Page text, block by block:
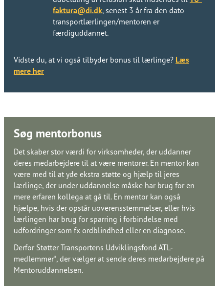
faktura@di.dk​​​​‌ ‍ ​‍​‍‌‍ ‌ ​‍‌‍‍‌‌‍‌ ‌‍‍‌‌‍ ‍​‍​‍​ ‍‍​‍​‍‌ ​ ‌‍​‌‌‍ ‍‌‍‍‌‌ ‌​‌ ‍‌​‍ ‍‌‍‍‌‌‍ ​‍​‍​‍ ​​‍​‍‌‍‍​‌ ​‍‌‍‌‌‌‍‌‍​‍​‍​ ‍‍​‍​‍‌‍‍​‌ ‌​‌ ‌​‌ ​​‌ ​ ​ ‍‍​‍ ​‍ ‌ ‌​‌ ‌‌​‍ ‍‌ ​ ‌‍​‌‌‍ ‍‌‍‍‌‌ ‌​‌ ‍‌​‍ ‍‌ ​ ‌ ‌​‌ ‌‌‌‍‌​‌‍‍‌‌‍ ​‍ ‌‍‍‌‌‍ ‍‌ ‌​‌‍‌‌‌‍ ‍‌ ‌​​‍ ‌‍‌‌‌‍‌​‌‍‍‌‌ ‌​​‍ ‌‍ ‌‌‍ ‌‍‌​‌‍‌‌​ ‌‌ ​​‌ ​‍‌‍‌‌‌ ​ ‌‍‌‌‌‍ ‍‌ ‌​‌‍​‌‌ ‌​‌‍‍‌‌‍ ‌‍ ‍​ ‍ ‌‍‍‌‌‍‌​​ ‌‌ ​​‌‍​‌‌‍‌ ‌‍‌‌​‍ ‌‌ ‌​‌‍‍‌‌‍ ​‌ ​ ‌‍‍ ‌ ‌‌‌‍‌​​‍ ‌‌ ‌​‌‍‍‌‌‍ ​​‍ ‌‌ ‌‍‌‍‍‌‌ ​‍‌‍‍ ‌ ​ ‌‍ ‌‍ ‌‌‍‍​‌‍‌‌‌‍‌​‌‍‌‌‌ ​‍​ ‍ ‌ ‌​‌ ‍‌‌ ​​‌‍‌‌​ ‌‌ ​​‌‍​‌‌‍‌ ‌‍‌‌​ ‍ ‌ ​​‌‍​‌‌ ‌​‌‍‍​​ ‌‌ ​ ‌‍‌‌‌‍​ ‌ ‌​‌‍‍‌‌‍ ‌‍ ‍‌ ​ ​‍‌‌​ ‌‌‌​​‍‌‌ ‌‍‍ ‌‍‌‌‌ ‍‌​‍‌‌​ ​ ‌​‌​​‍‌‌​ ​ ‌​‌​​‍‌‌​ ​‍​ ​‍‌‍‌‌​ ​ ​ ​‍​ ​‌‌‍​ ‌‍​ ​ ​‌​ ‌‍​ ‌​‌‍​ ​ ​‌​ ​‌​‍‌‌​ ​‍​ ​‍​‍‌‌​ ‌‌‌​‌​​‍ ‍‌‍​ ‌‍ ‌‍ ‍‌ ‌​‌‍‌‌‌‍ ‍‌ ‌​​‍‌‌​ ‌‌‌​​‍‌‌ ‌‍‍ ‌‍‌‌‌ ‍‌​‍‌‌​ ​ ‌​‌​​‍‌‌​ ​ ‌​‌​​‍‌‌​ ​‍​ ​‍​ ‌ ​ ‍‌‌‍​‍​ ‌ ​ ‌​‌‍‌​​ ​ ​ ‌‌​ ‌‌‌‍​‍​ ​​​ ‌​​‍‌‌​ ​‍​ ​‍​‍‌‌​ ‌‌‌​‌​​‍ ‍‌‍​‍‌‍ ​‌‍ ‌‍​ ‌‍‍ ‌ ​ ​‍‌‌​ ‌‌‌​​‍‌‌ ‌‍‍ ‌‍‌‌‌ ‍‌​‍‌‌​ ​ ‌​‌​​‍‌‌​ ​ ‌​‌​​‍‌‌​ ​‍​ ​‍‌‍​‍​ ​ ​ ​ ‌‍‌‌‌‍​ ​ ​​​ ‌‍​ ‌‌‌‍​‌‌‍​ ​ ​‌​ ​ ​‍‌‌​ ​‍​ ​‍​‍‌‌​ ‌‌‌​‌​​‍ ‍‌‍‍‌‌ ‌​‌‍‌‌‌‍ ‌‌ ​ ​‍‌‌​ ‌‌‌​​‍‌‌ ‌‍‍ ‌‍‌‌‌ ‍‌​‍‌‌​ ​ ‌​‌​​‍‌‌​ ​ ‌​‌​​‍‌‌​ ​‍​ ​‍​ ​‍‌‍​‌​ ​ ​ ‌​‌‍​ ​ ​​‌‍‌‌‌‍​‌‌‍​‌‌‍​‌‌‍‌‍​ ​​​‍‌‌​ ​‍​ ​‍​‍‌‌​ ‌‌‌​‌​​‍ ‍‌‍​‍‌‍ ‌‍‌​‌ ‍‌​‍‌‌​ ‌‌‌​​‍‌‌ ‌‍‍ ‌‍‌‌‌ ‍‌​‍‌‌​ ​ ‌​‌​​‍‌‌​ ​ ‌​‌​​‍‌‌​ ​‍​ ​‍​ ‍‌‌‍‌​​ ‌‌‌‍‌‍​ ​‍​ ‌​‌‍‌​​ ​‍​ ​‍‌‍​ ​ ‍​​ ​​​‍‌‌​ ​‍​ ​‍​‍‌‌​ ‌‌‌​‌​​‍ ‍‌‍​ ‌‍‍​‌‍‍‌‌‍ ​‌‍‌​‌ ​‍‌‍‌‌‌‍ ‍​‍‌‌​ ‌‌‌​​‍‌‌ ‌‍‍ ‌‍‌‌‌ ‍‌​‍‌‌​ ​ ‌​‌​​‍‌‌​ ​ ‌​‌​​‍‌‌​ ​‍​ ​‍​ ‌‌‌‍‌‍​ ​‌​ ‌ ‌‍‌‍​ ​‍‌‍​‍‌‍​‍​ ‌‌​ ​‍‌‍​‍​ ​‍​‍‌‌​ ​‍​ ​‍​‍‌‌​ ‌‌‌​‌​​‍ ‍‌ ‌​‌‍‌‌‌ ‍​‌ ‌​​ ‌‍​‍‌‍​‌‌ ​ ‌‍‌‌‌‌‌‌‌ ​‍‌‍ ​​ ‌‌‍‍​‌ ‌​‌ ‌​‌ ​​‌ ​ ​‍‌‌​ ​ ‌​​‌​‍‌‌​ ​‍‌​‌‍​‍‌‌​ ​‍‌​‌‍‌ ‌​‌ ‌‌​‍ ‍‌ ​ ‌‍​‌‌‍ ‍‌‍‍‌‌ ‌​‌ ‍‌​‍ ‍‌ ​ ‌ ‌​‌ ‌‌‌‍‌​‌‍‍‌‌‍ ​‍‌‍‌‍‍‌‌‍‌​​ ‌‌ ​​‌‍​‌‌‍‌ ‌‍‌‌​‍ ‌‌ ‌​‌‍‍‌‌‍ ​‌ ​ ‌‍‍ ‌ ‌‌‌‍‌​​‍ ‌‌ ‌​‌‍‍‌‌‍ ​​‍ ‌‌ ‌‍‌‍‍‌‌ ​‍‌‍‍ ‌ ​ ‌‍ ‌‍ ‌‌‍‍​‌‍‌‌‌‍‌​‌‍‌‌‌ ​‍​‍‌‍‌ ‌​‌ ‍‌‌ ​​‌‍‌‌​ ‌‌ ​​‌‍​‌‌‍‌ ‌‍‌‌​‍‌‍‌ ​​‌‍​‌‌ ‌​‌‍‍​​ ‌‌ ​ ‌‍‌‌‌‍​ ‌ ‌​‌‍‍‌‌‍ ‌‍ ‍‌ ​ ​‍‌‌​ ‌‌‌​​‍‌‌ ‌‍‍ ‌‍‌‌‌ ‍‌​‍‌‌​ ​ ‌​‌​​‍‌‌​ ​ ‌​‌​​‍‌‌​ ​‍​ ​‍‌‍‌‌​ ​ ​ ​‍​ ​‌‌‍​ ‌‍​ ​ ​‌​ ‌‍​ ‌​‌‍​ ​ ​‌​ ​‌​‍‌‌​ ​‍​ ​‍​‍‌‌​ ‌‌‌​‌​​‍ ‍‌‍​ ‌‍ ‌‍ ‍‌ ‌​‌‍‌‌‌‍ ‍‌ ‌​​‍‌‌​ ‌‌‌​​‍‌‌ ‌‍‍ ‌‍‌‌‌ ‍‌​‍‌‌​ ​ ‌​‌​​‍‌‌​ ​ ‌​‌​​‍‌‌​ ​‍​ ​‍​ ‌ ​ ‍‌‌‍​‍​ ‌ ​ ‌​‌‍‌​​ ​ ​ ‌‌​ ‌‌‌‍​‍​ ​​​ ‌​​‍‌‌​ ​‍​ ​‍​‍‌‌​ ‌‌‌​‌​​‍ ‍‌‍​‍‌‍ ​‌‍ ‌‍​ ‌‍‍ ‌ ​ ​‍‌‌​ ‌‌‌​​‍‌‌ ‌‍‍ ‌‍‌‌‌ ‍‌​‍‌‌​ ​ ‌​‌​​‍‌‌​ ​ ‌​‌​​‍‌‌​ ​‍​ ​‍‌‍​‍​ ​ ​ ​ ‌‍‌‌‌‍​ ​ ​​​ ‌‍​ ‌‌‌‍​‌‌‍​ ​ ​‌​ ​ ​‍‌‌​ ​‍​ ​‍​‍‌‌​ ‌‌‌​‌​​‍ ‍‌‍‍‌‌ ‌​‌‍‌‌‌‍ ‌‌ ​ ​‍‌‌​ ‌‌‌​​‍‌‌ ‌‍‍ ‌‍‌‌‌ ‍‌​‍‌‌​ ​ ‌​‌​​‍‌‌​ ​ ‌​‌​​‍‌‌​ ​‍​ ​‍​ ​‍‌‍​‌​ ​ ​ ‌​‌‍​ ​ ​​‌‍‌‌‌‍​‌‌‍​‌‌‍​‌‌‍‌‍​ ​​​‍‌‌​ ​‍​ ​‍​‍‌‌​ ‌‌‌​‌​​‍ ‍‌‍​‍‌‍ ‌‍‌​‌ ‍‌​‍‌‌​ ‌‌‌​​‍‌‌ ‌‍‍ ‌‍‌‌‌ ‍‌​‍‌‌​ ​ ‌​‌​​‍‌‌​ ​ ‌​‌​​‍‌‌​ ​‍​ ​‍​ ‍‌‌‍‌​​ ‌‌‌‍‌‍​ ​‍​ ‌​‌‍‌​​ ​‍​ ​‍‌‍​ ​ ‍​​ ​​​‍‌‌​ ​‍​ ​‍​‍‌‌​ ‌‌‌​‌​​‍ ‍‌‍​ ‌‍‍​‌‍‍‌‌‍ ​‌‍‌​‌ ​‍‌‍‌‌‌‍ ‍​‍‌‌​ ‌‌‌​​‍‌‌ ‌‍‍ ‌‍‌‌‌ ‍‌​‍‌‌​ ​ ‌​‌​​‍‌‌​ ​ ‌​‌​​‍‌‌​ ​‍​ ​‍​ ‌‌‌‍‌‍​ ​‌​ ‌ ‌‍‌‍​ ​‍‌‍​‍‌‍​‍​ ‌‌​ ​‍‌‍​‍​ ​‍​‍‌‌​ ​‍​ ​‍​‍‌‌​ ‌‌‌​‌​​‍ ‍‌ ‌​‌‍‌‌‌ ‍​‌ ‌​​‍‌‍‌ ​​‌‍‌‌‌ ​‍‌ ​ ‌ ​​‌‍‌‌‌‍​ ‌ ‌​‌‍‍‌‌ ‌‍‌‍‌‌​ ‌‌ ​​‌ ‌‌‌‍​‍‌‍ ​‌‍‍‌‌ ​ ‌‍‍​‌‍‌‌‌‍‌​​‍​‍‌ ‌, senest 3 år fra den dato
transportlærlingen/mentoren er
færdiguddannet.​​​​‌ ‍ ​‍​‍‌‍ ‌ ​‍‌‍‍‌‌‍‌ ‌‍‍‌‌‍ ‍​‍​‍​ ‍‍​‍​‍‌ ​ ‌‍​‌‌‍ ‍‌‍‍‌‌ ‌​‌ ‍‌​‍ ‍‌‍‍‌‌‍ ​‍​‍​‍ ​​‍​‍‌‍‍​‌ ​‍‌‍‌‌‌‍‌‍​‍​‍​ ‍‍​‍​‍‌‍‍​‌ ‌​‌ ‌​‌ ​​‌ ​ ​ ‍‍​‍ ​‍ ‌ ‌​‌ ‌‌​‍ ‍‌ ​ ‌‍​‌‌‍ ‍‌‍‍‌‌ ‌​‌ ‍‌​‍ ‍‌ ​ ‌ ‌​‌ ‌‌‌‍‌​‌‍‍‌‌‍ ​‍ ‌‍‍‌‌‍ ‍‌ ‌​‌‍‌‌‌‍ ‍‌ ‌​​‍ ‌‍‌‌‌‍‌​‌‍‍‌‌ ‌​​‍ ‌‍ ‌‌‍ ‌‍‌​‌‍‌‌​ ‌‌ ​​‌ ​‍‌‍‌‌‌ ​ ‌‍‌‌‌‍ ‍‌ ‌​‌‍​‌‌ ‌​‌‍‍‌‌‍ ‌‍ ‍​ ‍ ‌‍‍‌‌‍‌​​ ‌‌ ​​‌‍​‌‌‍‌ ‌‍‌‌​‍ ‌‌ ‌​‌‍‍‌‌‍ ​‌ ​ ‌‍‍ ‌ ‌‌‌‍‌​​‍ ‌‌ ‌​‌‍‍‌‌‍ ​​‍ ‌‌ ‌‍‌‍‍‌‌ ​‍‌‍‍ ‌ ​ ‌‍ ‌‍ ‌‌‍‍​‌‍‌‌‌‍‌​‌‍‌‌‌ ​‍​ ‍ ‌ ‌​‌ ‍‌‌ ​​‌‍‌‌​ ‌‌ ​​‌‍​‌‌‍‌ ‌‍‌‌​ ‍ ‌ ​​‌‍​‌‌ ‌​‌‍‍​​ ‌‌ ​ ‌‍‌‌‌‍​ ‌ ‌​‌‍‍‌‌‍ ‌‍ ‍‌ ​ ​‍‌‌​ ‌‌‌​​‍‌‌ ‌‍‍ ‌‍‌‌‌ ‍‌​‍‌‌​ ​ ‌​‌​​‍‌‌​ ​ ‌​‌​​‍‌‌​ ​‍​ ​‍‌‍‌‌​ ​ ​ ​‍​ ​‌‌‍​ ‌‍​ ​ ​‌​ ‌‍​ ‌​‌‍​ ​ ​‌​ ​‌​‍‌‌​ ​‍​ ​‍​‍‌‌​ ‌‌‌​‌​​‍ ‍‌‍​ ‌‍ ‌‍ ‍‌ ‌​‌‍‌‌‌‍ ‍‌ ‌​​‍‌‌​ ‌‌‌​​‍‌‌ ‌‍‍ ‌‍‌‌‌ ‍‌​‍‌‌​ ​ ‌​‌​​‍‌‌​ ​ ‌​‌​​‍‌‌​ ​‍​ ​‍​ ‌ ​ ‍‌‌‍​‍​ ‌ ​ ‌​‌‍‌​​ ​ ​ ‌‌​ ‌‌‌‍​‍​ ​​​ ‌​​‍‌‌​ ​‍​ ​‍​‍‌‌​ ‌‌‌​‌​​‍ ‍‌‍​‍‌‍ ​‌‍ ‌‍​ ‌‍‍ ‌ ​ ​‍‌‌​ ‌‌‌​​‍‌‌ ‌‍‍ ‌‍‌‌‌ ‍‌​‍‌‌​ ​ ‌​‌​​‍‌‌​ ​ ‌​‌​​‍‌‌​ ​‍​ ​‍‌‍​‍​ ​ ​ ​ ‌‍‌‌‌‍​ ​ ​​​ ‌‍​ ‌‌‌‍​‌‌‍​ ​ ​‌​ ​ ​‍‌‌​ ​‍​ ​‍​‍‌‌​ ‌‌‌​‌​​‍ ‍‌‍‍‌‌ ‌​‌‍‌‌‌‍ ‌‌ ​ ​‍‌‌​ ‌‌‌​​‍‌‌ ‌‍‍ ‌‍‌‌‌ ‍‌​‍‌‌​ ​ ‌​‌​​‍‌‌​ ​ ‌​‌​​‍‌‌​ ​‍​ ​‍​ ​‍‌‍​‌​ ​ ​ ‌​‌‍​ ​ ​​‌‍‌‌‌‍​‌‌‍​‌‌‍​‌‌‍‌‍​ ​​​‍‌‌​ ​‍​ ​‍​‍‌‌​ ‌‌‌​‌​​‍ ‍‌‍​‍‌‍ ‌‍‌​‌ ‍‌​‍‌‌​ ‌‌‌​​‍‌‌ ‌‍‍ ‌‍‌‌‌ ‍‌​‍‌‌​ ​ ‌​‌​​‍‌‌​ ​ ‌​‌​​‍‌‌​ ​‍​ ​‍​ ‍‌‌‍‌​​ ‌‌‌‍‌‍​ ​‍​ ‌​‌‍‌​​ ​‍​ ​‍‌‍​ ​ ‍​​ ​​​‍‌‌​ ​‍​ ​‍​‍‌‌​ ‌‌‌​‌​​‍ ‍‌‍​ ‌‍‍​‌‍‍‌‌‍ ​‌‍‌​‌ ​‍‌‍‌‌‌‍ ‍​‍‌‌​ ‌‌‌​​‍‌‌ ‌‍‍ ‌‍‌‌‌ ‍‌​‍‌‌​ ​ ‌​‌​​‍‌‌​ ​ ‌​‌​​‍‌‌​ ​‍​ ​‍​ ​‍‌‍‌​​ ​‍​ ​​‌‍‌​​ ​‌‌‍​ ‌‍‌​​ ‌​‌‍​ ​ ‍‌‌‍‌​​‍‌‌​ ​‍​ ​‍​‍‌‌​ ‌‌‌​‌​​‍ ‍‌ ‌​‌‍‌‌‌ ‍​‌ ‌​​ ‌‍​‍‌‍​‌‌ ​ ‌‍‌‌‌‌‌‌‌ ​‍‌‍ ​​ ‌‌‍‍​‌ ‌​‌ ‌​‌ ​​‌ ​ ​‍‌‌​ ​ ‌​​‌​‍‌‌​ ​‍‌​‌‍​‍‌‌​ ​‍‌​‌‍‌ ‌​‌ ‌‌​‍ ‍‌ ​ ‌‍​‌‌‍ ‍‌‍‍‌‌ ‌​‌ ‍‌​‍ ‍‌ ​ ‌ ‌​‌ ‌‌‌‍‌​‌‍‍‌‌‍ ​‍‌‍‌‍‍‌‌‍‌​​ ‌‌ ​​‌‍​‌‌‍‌ ‌‍‌‌​‍ ‌‌ ‌​‌‍‍‌‌‍ ​‌ ​ ‌‍‍ ‌ ‌‌‌‍‌​​‍ ‌‌ ‌​‌‍‍‌‌‍ ​​‍ ‌‌ ‌‍‌‍‍‌‌ ​‍‌‍‍ ‌ ​ ‌‍ ‌‍ ‌‌‍‍​‌‍‌‌‌‍‌​‌‍‌‌‌ ​‍​‍‌‍‌ ‌​‌ ‍‌‌ ​​‌‍‌‌​ ‌‌ ​​‌‍​‌‌‍‌ ‌‍‌‌​‍‌‍‌ ​​‌‍​‌‌ ‌​‌‍‍​​ ‌‌ ​ ‌‍‌‌‌‍​ ‌ ‌​‌‍‍‌‌‍ ‌‍ ‍‌ ​ ​‍‌‌​ ‌‌‌​​‍‌‌ ‌‍‍ ‌‍‌‌‌ ‍‌​‍‌‌​ ​ ‌​‌​​‍‌‌​ ​ ‌​‌​​‍‌‌​ ​‍​ ​‍‌‍‌‌​ ​ ​ ​‍​ ​‌‌‍​ ‌‍​ ​ ​‌​ ‌‍​ ‌​‌‍​ ​ ​‌​ ​‌​‍‌‌​ ​‍​ ​‍​‍‌‌​ ‌‌‌​‌​​‍ ‍‌‍​ ‌‍ ‌‍ ‍‌ ‌​‌‍‌‌‌‍ ‍‌ ‌​​‍‌‌​ ‌‌‌​​‍‌‌ ‌‍‍ ‌‍‌‌‌ ‍‌​‍‌‌​ ​ ‌​‌​​‍‌‌​ ​ ‌​‌​​‍‌‌​ ​‍​ ​‍​ ‌ ​ ‍‌‌‍​‍​ ‌ ​ ‌​‌‍‌​​ ​ ​ ‌‌​ ‌‌‌‍​‍​ ​​​ ‌​​‍‌‌​ ​‍​ ​‍​‍‌‌​ ‌‌‌​‌​​‍ ‍‌‍​‍‌‍ ​‌‍ ‌‍​ ‌‍‍ ‌ ​ ​‍‌‌​ ‌‌‌​​‍‌‌ ‌‍‍ ‌‍‌‌‌ ‍‌​‍‌‌​ ​ ‌​‌​​‍‌‌​ ​ ‌​‌​​‍‌‌​ ​‍​ ​‍‌‍​‍​ ​ ​ ​ ‌‍‌‌‌‍​ ​ ​​​ ‌‍​ ‌‌‌‍​‌‌‍​ ​ ​‌​ ​ ​‍‌‌​ ​‍​ ​‍​‍‌‌​ ‌‌‌​‌​​‍ ‍‌‍‍‌‌ ‌​‌‍‌‌‌‍ ‌‌ ​ ​‍‌‌​ ‌‌‌​​‍‌‌ ‌‍‍ ‌‍‌‌‌ ‍‌​‍‌‌​ ​ ‌​‌​​‍‌‌​ ​ ‌​‌​​‍‌‌​ ​‍​ ​‍​ ​‍‌‍​‌​ ​ ​ ‌​‌‍​ ​ ​​‌‍‌‌‌‍​‌‌‍​‌‌‍​‌‌‍‌‍​ ​​​‍‌‌​ ​‍​ ​‍​‍‌‌​ ‌‌‌​‌​​‍ ‍‌‍​‍‌‍ ‌‍‌​‌ ‍‌​‍‌‌​ ‌‌‌​​‍‌‌ ‌‍‍ ‌‍‌‌‌ ‍‌​‍‌‌​ ​ ‌​‌​​‍‌‌​ ​ ‌​‌​​‍‌‌​ ​‍​ ​‍​ ‍‌‌‍‌​​ ‌‌‌‍‌‍​ ​‍​ ‌​‌‍‌​​ ​‍​ ​‍‌‍​ ​ ‍​​ ​​​‍‌‌​ ​‍​ ​‍​‍‌‌​ ‌‌‌​‌​​‍ ‍‌‍​ ‌‍‍​‌‍‍‌‌‍ ​‌‍‌​‌ ​‍‌‍‌‌‌‍ ‍​‍‌‌​ ‌‌‌​​‍‌‌ ‌‍‍ ‌‍‌‌‌ ‍‌​‍‌‌​ ​ ‌​‌​​‍‌‌​ ​ ‌​‌​​‍‌‌​ ​‍​ ​‍​ ​‍‌‍‌​​ ​‍​ ​​‌‍‌​​ ​‌‌‍​ ‌‍‌​​ ‌​‌‍​ ​ ‍‌‌‍‌​​‍‌‌​ ​‍​ ​‍​‍‌‌​ ‌‌‌​‌​​‍ ‍‌ ‌​‌‍‌‌‌ ‍​‌ ‌​​‍‌‍‌ ​​‌‍‌‌‌ ​‍‌ ​ ‌ ​​‌‍‌‌‌‍​ ‌ ‌​‌‍‍‌‌ ‌‍‌‍‌‌​ ‌‌ ​​‌ ‌‌‌‍​‍‌‍ ​‌‍‍‌‌ ​ ‌‍‍​‌‍‌‌‌‍‌​​‍​‍‌ ‌
Vidste du, at vi også tilbyder bonus til lærlinge? ​​​​‌ ‍ ​‍​‍‌‍ ‌ ​‍‌‍‍‌‌‍‌ ‌‍‍‌‌‍ ‍​‍​‍​ ‍‍​‍​‍‌ ​ ‌‍​‌‌‍ ‍‌‍‍‌‌ ‌​‌ ‍‌​‍ ‍‌‍‍‌‌‍ ​‍​‍​‍ ​​‍​‍‌‍‍​‌ ​‍‌‍‌‌‌‍‌‍​‍​‍​ ‍‍​‍​‍‌‍‍​‌ ‌​‌ ‌​‌ ​​‌ ​ ​ ‍‍​‍ ​‍ ‌ ‌​‌ ‌‌​‍ ‍‌ ​ ‌‍​‌‌‍ ‍‌‍‍‌‌ ‌​‌ ‍‌​‍ ‍‌ ​ ‌ ‌​‌ ‌‌‌‍‌​‌‍‍‌‌‍ ​‍ ‌‍‍‌‌‍ ‍‌ ‌​‌‍‌‌‌‍ ‍‌ ‌​​‍ ‌‍‌‌‌‍‌​‌‍‍‌‌ ‌​​‍ ‌‍ ‌‌‍ ‌‍‌​‌‍‌‌​ ‌‌ ​​‌ ​‍‌‍‌‌‌ ​ ‌‍‌‌‌‍ ‍‌ ‌​‌‍​‌‌ ‌​‌‍‍‌‌‍ ‌‍ ‍​ ‍ ‌‍‍‌‌‍‌​​ ‌‌ ​​‌‍​‌‌‍‌ ‌‍‌‌​‍ ‌‌ ‌​‌‍‍‌‌‍ ​‌ ​ ‌‍‍ ‌ ‌‌‌‍‌​​‍ ‌‌ ‌​‌‍‍‌‌‍ ​​‍ ‌‌ ‌‍‌‍‍‌‌ ​‍‌‍‍ ‌ ​ ‌‍ ‌‍ ‌‌‍‍​‌‍‌‌‌‍‌​‌‍‌‌‌ ​‍​ ‍ ‌ ‌​‌ ‍‌‌ ​​‌‍‌‌​ ‌‌ ​​‌‍​‌‌‍‌ ‌‍‌‌​ ‍ ‌ ​​‌‍​‌‌ ‌​‌‍‍​​ ‌‌ ​ ‌‍‌‌‌‍​ ‌ ‌​‌‍‍‌‌‍ ‌‍ ‍‌ ​ ​‍‌‌​ ‌‌‌​​‍‌‌ ‌‍‍ ‌‍‌‌‌ ‍‌​‍‌‌​ ​ ‌​‌​​‍‌‌​ ​ ‌​‌​​‍‌‌​ ​‍​ ​‍‌‍‌‌​ ​ ​ ​‍​ ​‌‌‍​ ‌‍​ ​ ​‌​ ‌‍​ ‌​‌‍​ ​ ​‌​ ​‌​‍‌‌​ ​‍​ ​‍​‍‌‌​ ‌‌‌​‌​​‍ ‍‌‍​ ‌‍ ‌‍ ‍‌ ‌​‌‍‌‌‌‍ ‍‌ ‌​​‍‌‌​ ‌‌‌​​‍‌‌ ‌‍‍ ‌‍‌‌‌ ‍‌​‍‌‌​ ​ ‌​‌​​‍‌‌​ ​ ‌​‌​​‍‌‌​ ​‍​ ​‍​ ‌ ​ ‍‌‌‍​‍​ ‌ ​ ‌​‌‍‌​​ ​ ​ ‌‌​ ‌‌‌‍​‍​ ​​​ ‌​​‍‌‌​ ​‍​ ​‍​‍‌‌​ ‌‌‌​‌​​‍ ‍‌‍​‍‌‍ ​‌‍ ‌‍​ ‌‍‍ ‌ ​ ​‍‌‌​ ‌‌‌​​‍‌‌ ‌‍‍ ‌‍‌‌‌ ‍‌​‍‌‌​ ​ ‌​‌​​‍‌‌​ ​ ‌​‌​​‍‌‌​ ​‍​ ​‍‌‍​‍​ ​ ​ ​ ‌‍‌‌‌‍​ ​ ​​​ ‌‍​ ‌‌‌‍​‌‌‍​ ​ ​‌​ ​ ​‍‌‌​ ​‍​ ​‍​‍‌‌​ ‌‌‌​‌​​‍ ‍‌‍​‍‌‍ ‌‍‌​‌ ‍‌​‍‌‌​ ‌‌‌​​‍‌‌ ‌‍‍ ‌‍‌‌‌ ‍‌​‍‌‌​ ​ ‌​‌​​‍‌‌​ ​ ‌​‌​​‍‌‌​ ​‍​ ​‍​ ‌ ‌‍‌‍‌‍​‌‌‍​‍​ ​​‌‍​‍‌‍‌‍​ ‌ ​ ‌‍​ ​​‌‍‌‍​ ‌​​‍‌‌​ ​‍​ ​‍​‍‌‌​ ‌‌‌​‌​​‍ ‍‌‍​ ‌‍‍​‌‍‍‌‌‍ ​‌‍‌​‌ ​‍‌‍‌‌‌‍ ‍​‍‌‌​ ‌‌‌​​‍‌‌ ‌‍‍ ‌‍‌‌‌ ‍‌​‍‌‌​ ​ ‌​‌​​‍‌‌​ ​ ‌​‌​​‍‌‌​ ​‍​ ​‍​ ‌ ​ ‌ ​ ‌‌‌‍‌​​ ​‌​ ​‌‌‍‌‌‌‍‌‍​ ​‌​ ​​​ ‍​​ ‍‌​‍‌‌​ ​‍​ ​‍​‍‌‌​ ‌‌‌​‌​​‍ ‍‌ ‌​‌‍‌‌‌ ‍​‌ ‌​​ ‌‍​‍‌‍​‌‌ ​ ‌‍‌‌‌‌‌‌‌ ​‍‌‍ ​​ ‌‌‍‍​‌ ‌​‌ ‌​‌ ​​‌ ​ ​‍‌‌​ ​ ‌​​‌​‍‌‌​ ​‍‌​‌‍​‍‌‌​ ​‍‌​‌‍‌ ‌​‌ ‌‌​‍ ‍‌ ​ ‌‍​‌‌‍ ‍‌‍‍‌‌ ‌​‌ ‍‌​‍ ‍‌ ​ ‌ ‌​‌ ‌‌‌‍‌​‌‍‍‌‌‍ ​‍‌‍‌‍‍‌‌‍‌​​ ‌‌ ​​‌‍​‌‌‍‌ ‌‍‌‌​‍ ‌‌ ‌​‌‍‍‌‌‍ ​‌ ​ ‌‍‍ ‌ ‌‌‌‍‌​​‍ ‌‌ ‌​‌‍‍‌‌‍ ​​‍ ‌‌ ‌‍‌‍‍‌‌ ​‍‌‍‍ ‌ ​ ‌‍ ‌‍ ‌‌‍‍​‌‍‌‌‌‍‌​‌‍‌‌‌ ​‍​‍‌‍‌ ‌​‌ ‍‌‌ ​​‌‍‌‌​ ‌‌ ​​‌‍​‌‌‍‌ ‌‍‌‌​‍‌‍‌ ​​‌‍​‌‌ ‌​‌‍‍​​ ‌‌ ​ ‌‍‌‌‌‍​ ‌ ‌​‌‍‍‌‌‍ ‌‍ ‍‌ ​ ​‍‌‌​ ‌‌‌​​‍‌‌ ‌‍‍ ‌‍‌‌‌ ‍‌​‍‌‌​ ​ ‌​‌​​‍‌‌​ ​ ‌​‌​​‍‌‌​ ​‍​ ​‍‌‍‌‌​ ​ ​ ​‍​ ​‌‌‍​ ‌‍​ ​ ​‌​ ‌‍​ ‌​‌‍​ ​ ​‌​ ​‌​‍‌‌​ ​‍​ ​‍​‍‌‌​ ‌‌‌​‌​​‍ ‍‌‍​ ‌‍ ‌‍ ‍‌ ‌​‌‍‌‌‌‍ ‍‌ ‌​​‍‌‌​ ‌‌‌​​‍‌‌ ‌‍‍ ‌‍‌‌‌ ‍‌​‍‌‌​ ​ ‌​‌​​‍‌‌​ ​ ‌​‌​​‍‌‌​ ​‍​ ​‍​ ‌ ​ ‍‌‌‍​‍​ ‌ ​ ‌​‌‍‌​​ ​ ​ ‌‌​ ‌‌‌‍​‍​ ​​​ ‌​​‍‌‌​ ​‍​ ​‍​‍‌‌​ ‌‌‌​‌​​‍ ‍‌‍​‍‌‍ ​‌‍ ‌‍​ ‌‍‍ ‌ ​ ​‍‌‌​ ‌‌‌​​‍‌‌ ‌‍‍ ‌‍‌‌‌ ‍‌​‍‌‌​ ​ ‌​‌​​‍‌‌​ ​ ‌​‌​​‍‌‌​ ​‍​ ​‍‌‍​‍​ ​ ​ ​ ‌‍‌‌‌‍​ ​ ​​​ ‌‍​ ‌‌‌‍​‌‌‍​ ​ ​‌​ ​ ​‍‌‌​ ​‍​ ​‍​‍‌‌​ ‌‌‌​‌​​‍ ‍‌‍​‍‌‍ ‌‍‌​‌ ‍‌​‍‌‌​ ‌‌‌​​‍‌‌ ‌‍‍ ‌‍‌‌‌ ‍‌​‍‌‌​ ​ ‌​‌​​‍‌‌​ ​ ‌​‌​​‍‌‌​ ​‍​ ​‍​ ‌ ‌‍‌‍‌‍​‌‌‍​‍​ ​​‌‍​‍‌‍‌‍​ ‌ ​ ‌‍​ ​​‌‍‌‍​ ‌​​‍‌‌​ ​‍​ ​‍​‍‌‌​ ‌‌‌​‌​​‍ ‍‌‍​ ‌‍‍​‌‍‍‌‌‍ ​‌‍‌​‌ ​‍‌‍‌‌‌‍ ‍​‍‌‌​ ‌‌‌​​‍‌‌ ‌‍‍ ‌‍‌‌‌ ‍‌​‍‌‌​ ​ ‌​‌​​‍‌‌​ ​ ‌​‌​​‍‌‌​ ​‍​ ​‍​ ‌ ​ ‌ ​ ‌‌‌‍‌​​ ​‌​ ​‌‌‍‌‌‌‍‌‍​ ​‌​ ​​​ ‍​​ ‍‌​‍‌‌​ ​‍​ ​‍​‍‌‌​ ‌‌‌​‌​​‍ ‍‌ ‌​‌‍‌‌‌ ‍​‌ ‌​​‍‌‍‌ ​​‌‍‌‌‌ ​‍‌ ​ ‌ ​​‌‍‌‌‌‍​ ‌ ‌​‌‍‍‌‌ ‌‍‌‍‌‌​ ‌‌ ​​‌ ‌‌‌‍​‍‌‍ ​‌‍‍‌‌ ​ ‌‍‍​‌‍‌‌‌‍‌​​‍​‍‌ ‌ Læs
mere her​​​​‌ ‍ ​‍​‍‌‍ ‌ ​‍‌‍‍‌‌‍‌ ‌‍‍‌‌‍ ‍​‍​‍​ ‍‍​‍​‍‌ ​ ‌‍​‌‌‍ ‍‌‍‍‌‌ ‌​‌ ‍‌​‍ ‍‌‍‍‌‌‍ ​‍​‍​‍ ​​‍​‍‌‍‍​‌ ​‍‌‍‌‌‌‍‌‍​‍​‍​ ‍‍​‍​‍‌‍‍​‌ ‌​‌ ‌​‌ ​​‌ ​ ​ ‍‍​‍ ​‍ ‌ ‌​‌ ‌‌​‍ ‍‌ ​ ‌‍​‌‌‍ ‍‌‍‍‌‌ ‌​‌ ‍‌​‍ ‍‌ ​ ‌ ‌​‌ ‌‌‌‍‌​‌‍‍‌‌‍ ​‍ ‌‍‍‌‌‍ ‍‌ ‌​‌‍‌‌‌‍ ‍‌ ‌​​‍ ‌‍‌‌‌‍‌​‌‍‍‌‌ ‌​​‍ ‌‍ ‌‌‍ ‌‍‌​‌‍‌‌​ ‌‌ ​​‌ ​‍‌‍‌‌‌ ​ ‌‍‌‌‌‍ ‍‌ ‌​‌‍​‌‌ ‌​‌‍‍‌‌‍ ‌‍ ‍​ ‍ ‌‍‍‌‌‍‌​​ ‌‌ ​​‌‍​‌‌‍‌ ‌‍‌‌​‍ ‌‌ ‌​‌‍‍‌‌‍ ​‌ ​ ‌‍‍ ‌ ‌‌‌‍‌​​‍ ‌‌ ‌​‌‍‍‌‌‍ ​​‍ ‌‌ ‌‍‌‍‍‌‌ ​‍‌‍‍ ‌ ​ ‌‍ ‌‍ ‌‌‍‍​‌‍‌‌‌‍‌​‌‍‌‌‌ ​‍​ ‍ ‌ ‌​‌ ‍‌‌ ​​‌‍‌‌​ ‌‌ ​​‌‍​‌‌‍‌ ‌‍‌‌​ ‍ ‌ ​​‌‍​‌‌ ‌​‌‍‍​​ ‌‌ ​ ‌‍‌‌‌‍​ ‌ ‌​‌‍‍‌‌‍ ‌‍ ‍‌ ​ ​‍‌‌​ ‌‌‌​​‍‌‌ ‌‍‍ ‌‍‌‌‌ ‍‌​‍‌‌​ ​ ‌​‌​​‍‌‌​ ​ ‌​‌​​‍‌‌​ ​‍​ ​‍‌‍‌‌​ ​ ​ ​‍​ ​‌‌‍​ ‌‍​ ​ ​‌​ ‌‍​ ‌​‌‍​ ​ ​‌​ ​‌​‍‌‌​ ​‍​ ​‍​‍‌‌​ ‌‌‌​‌​​‍ ‍‌‍​ ‌‍ ‌‍ ‍‌ ‌​‌‍‌‌‌‍ ‍‌ ‌​​‍‌‌​ ‌‌‌​​‍‌‌ ‌‍‍ ‌‍‌‌‌ ‍‌​‍‌‌​ ​ ‌​‌​​‍‌‌​ ​ ‌​‌​​‍‌‌​ ​‍​ ​‍​ ‌ ​ ‍‌‌‍​‍​ ‌ ​ ‌​‌‍‌​​ ​ ​ ‌‌​ ‌‌‌‍​‍​ ​​​ ‌​​‍‌‌​ ​‍​ ​‍​‍‌‌​ ‌‌‌​‌​​‍ ‍‌‍​‍‌‍ ​‌‍ ‌‍​ ‌‍‍ ‌ ​ ​‍‌‌​ ‌‌‌​​‍‌‌ ‌‍‍ ‌‍‌‌‌ ‍‌​‍‌‌​ ​ ‌​‌​​‍‌‌​ ​ ‌​‌​​‍‌‌​ ​‍​ ​‍‌‍​‍​ ​ ​ ​ ‌‍‌‌‌‍​ ​ ​​​ ‌‍​ ‌‌‌‍​‌‌‍​ ​ ​‌​ ​ ​‍‌‌​ ​‍​ ​‍​‍‌‌​ ‌‌‌​‌​​‍ ‍‌‍​‍‌‍ ‌‍‌​‌ ‍‌​‍‌‌​ ‌‌‌​​‍‌‌ ‌‍‍ ‌‍‌‌‌ ‍‌​‍‌‌​ ​ ‌​‌​​‍‌‌​ ​ ‌​‌​​‍‌‌​ ​‍​ ​‍​ ‌ ‌‍‌‍‌‍​‌‌‍​‍​ ​​‌‍​‍‌‍‌‍​ ‌ ​ ‌‍​ ​​‌‍‌‍​ ‌​​‍‌‌​ ​‍​ ​‍​‍‌‌​ ‌‌‌​‌​​‍ ‍‌‍​ ‌‍‍​‌‍‍‌‌‍ ​‌‍‌​‌ ​‍‌‍‌‌‌‍ ‍​‍‌‌​ ‌‌‌​​‍‌‌ ‌‍‍ ‌‍‌‌‌ ‍‌​‍‌‌​ ​ ‌​‌​​‍‌‌​ ​ ‌​‌​​‍‌‌​ ​‍​ ​‍​ ‌‌​ ‍​​ ‌‌‌‍‌‍‌‍‌‍‌‍​‌​ ​ ​ ‌​​ ‌ ​ ‌​​ ‌​​ ​​​‍‌‌​ ​‍​ ​‍​‍‌‌​ ‌‌‌​‌​​‍ ‍‌ ‌​‌‍‌‌‌ ‍​‌ ‌​​ ‌‍​‍‌‍​‌‌ ​ ‌‍‌‌‌‌‌‌‌ ​‍‌‍ ​​ ‌‌‍‍​‌ ‌​‌ ‌​‌ ​​‌ ​ ​‍‌‌​ ​ ‌​​‌​‍‌‌​ ​‍‌​‌‍​‍‌‌​ ​‍‌​‌‍‌ ‌​‌ ‌‌​‍ ‍‌ ​ ‌‍​‌‌‍ ‍‌‍‍‌‌ ‌​‌ ‍‌​‍ ‍‌ ​ ‌ ‌​‌ ‌‌‌‍‌​‌‍‍‌‌‍ ​‍‌‍‌‍‍‌‌‍‌​​ ‌‌ ​​‌‍​‌‌‍‌ ‌‍‌‌​‍ ‌‌ ‌​‌‍‍‌‌‍ ​‌ ​ ‌‍‍ ‌ ‌‌‌‍‌​​‍ ‌‌ ‌​‌‍‍‌‌‍ ​​‍ ‌‌ ‌‍‌‍‍‌‌ ​‍‌‍‍ ‌ ​ ‌‍ ‌‍ ‌‌‍‍​‌‍‌‌‌‍‌​‌‍‌‌‌ ​‍​‍‌‍‌ ‌​‌ ‍‌‌ ​​‌‍‌‌​ ‌‌ ​​‌‍​‌‌‍‌ ‌‍‌‌​‍‌‍‌ ​​‌‍​‌‌ ‌​‌‍‍​​ ‌‌ ​ ‌‍‌‌‌‍​ ‌ ‌​‌‍‍‌‌‍ ‌‍ ‍‌ ​ ​‍‌‌​ ‌‌‌​​‍‌‌ ‌‍‍ ‌‍‌‌‌ ‍‌​‍‌‌​ ​ ‌​‌​​‍‌‌​ ​ ‌​‌​​‍‌‌​ ​‍​ ​‍‌‍‌‌​ ​ ​ ​‍​ ​‌‌‍​ ‌‍​ ​ ​‌​ ‌‍​ ‌​‌‍​ ​ ​‌​ ​‌​‍‌‌​ ​‍​ ​‍​‍‌‌​ ‌‌‌​‌​​‍ ‍‌‍​ ‌‍ ‌‍ ‍‌ ‌​‌‍‌‌‌‍ ‍‌ ‌​​‍‌‌​ ‌‌‌​​‍‌‌ ‌‍‍ ‌‍‌‌‌ ‍‌​‍‌‌​ ​ ‌​‌​​‍‌‌​ ​ ‌​‌​​‍‌‌​ ​‍​ ​‍​ ‌ ​ ‍‌‌‍​‍​ ‌ ​ ‌​‌‍‌​​ ​ ​ ‌‌​ ‌‌‌‍​‍​ ​​​ ‌​​‍‌‌​ ​‍​ ​‍​‍‌‌​ ‌‌‌​‌​​‍ ‍‌‍​‍‌‍ ​‌‍ ‌‍​ ‌‍‍ ‌ ​ ​‍‌‌​ ‌‌‌​​‍‌‌ ‌‍‍ ‌‍‌‌‌ ‍‌​‍‌‌​ ​ ‌​‌​​‍‌‌​ ​ ‌​‌​​‍‌‌​ ​‍​ ​‍‌‍​‍​ ​ ​ ​ ‌‍‌‌‌‍​ ​ ​​​ ‌‍​ ‌‌‌‍​‌‌‍​ ​ ​‌​ ​ ​‍‌‌​ ​‍​ ​‍​‍‌‌​ ‌‌‌​‌​​‍ ‍‌‍​‍‌‍ ‌‍‌​‌ ‍‌​‍‌‌​ ‌‌‌​​‍‌‌ ‌‍‍ ‌‍‌‌‌ ‍‌​‍‌‌​ ​ ‌​‌​​‍‌‌​ ​ ‌​‌​​‍‌‌​ ​‍​ ​‍​ ‌ ‌‍‌‍‌‍​‌‌‍​‍​ ​​‌‍​‍‌‍‌‍​ ‌ ​ ‌‍​ ​​‌‍‌‍​ ‌​​‍‌‌​ ​‍​ ​‍​‍‌‌​ ‌‌‌​‌​​‍ ‍‌‍​ ‌‍‍​‌‍‍‌‌‍ ​‌‍‌​‌ ​‍‌‍‌‌‌‍ ‍​‍‌‌​ ‌‌‌​​‍‌‌ ‌‍‍ ‌‍‌‌‌ ‍‌​‍‌‌​ ​ ‌​‌​​‍‌‌​ ​ ‌​‌​​‍‌‌​ ​‍​ ​‍​ ‌‌​ ‍​​ ‌‌‌‍‌‍‌‍‌‍‌‍​‌​ ​ ​ ‌​​ ‌ ​ ‌​​ ‌​​ ​​​‍‌‌​ ​‍​ ​‍​‍‌‌​ ‌‌‌​‌​​‍ ‍‌ ‌​‌‍‌‌‌ ‍​‌ ‌​​‍‌‍‌ ​​‌‍‌‌‌ ​‍‌ ​ ‌ ​​‌‍‌‌‌‍​ ‌ ‌​‌‍‍‌‌ ‌‍‌‍‌‌​ ‌‌ ​​‌ ‌‌‌‍​‍‌‍ ​‌‍‍‌‌ ​ ‌‍‍​‌‍‌‌‌‍‌​​‍​‍‌ ‌
Søg mentorbonus​​​​‌ ‍ ​‍​‍‌‍ ‌ ​‍‌‍‍‌‌‍‌ ‌‍‍‌‌‍ ‍​‍​‍​ ‍‍​‍​‍‌ ​ ‌‍​‌‌‍ ‍‌‍‍‌‌ ‌​‌ ‍‌​‍ ‍‌‍‍‌‌‍ ​‍​‍​‍ ​​‍​‍‌‍‍​‌ ​‍‌‍‌‌‌‍‌‍​‍​‍​ ‍‍​‍​‍‌‍‍​‌ ‌​‌ ‌​‌ ​​‌ ​ ​ ‍‍​‍ ​‍ ‌ ‌​‌ ‌‌​‍ ‍‌ ​ ‌‍​‌‌‍ ‍‌‍‍‌‌ ‌​‌ ‍‌​‍ ‍‌ ​ ‌ ‌​‌ ‌‌‌‍‌​‌‍‍‌‌‍ ​‍ ‌‍‍‌‌‍ ‍‌ ‌​‌‍‌‌‌‍ ‍‌ ‌​​‍ ‌‍‌‌‌‍‌​‌‍‍‌‌ ‌​​‍ ‌‍ ‌‌‍ ‌‍‌​‌‍‌‌​ ‌‌ ​​‌ ​‍‌‍‌‌‌ ​ ‌‍‌‌‌‍ ‍‌ ‌​‌‍​‌‌ ‌​‌‍‍‌‌‍ ‌‍ ‍​ ‍ ‌‍‍‌‌‍‌​​ ‌‌ ​​‌‍​‌‌‍‌ ‌‍‌‌​‍ ‌‌ ‌​‌‍‍‌‌‍ ​‌ ​ ‌‍‍ ‌ ‌‌‌‍‌​​‍ ‌‌ ‌​‌‍‍‌‌‍ ​​‍ ‌‌ ‌‍‌‍‍‌‌ ​‍‌‍‍ ‌ ​ ‌‍ ‌‍ ‌‌‍‍​‌‍‌‌‌‍‌​‌‍‌‌‌ ​‍​ ‍ ‌ ‌​‌ ‍‌‌ ​​‌‍‌‌​ ‌‌ ​​‌‍​‌‌‍‌ ‌‍‌‌​ ‍ ‌ ​​‌‍​‌‌ ‌​‌‍‍​​ ‌‌ ​ ‌‍‌‌‌‍​ ‌ ‌​‌‍‍‌‌‍ ‌‍ ‍‌ ​ ​‍‌‌​ ‌‌‌​​‍‌‌ ‌‍‍ ‌‍‌‌‌ ‍‌​‍‌‌​ ​ ‌​‌​​‍‌‌​ ​ ‌​‌​​‍‌‌​ ​‍​ ​‍​ ​‌​ ‌‍​ ​ ​ ​‍​ ‌‍​ ​‍‌‍​‍‌‍​ ​ ​‌‌‍‌​​ ‌ ‌‍‌‌​‍‌‌​ ​‍​ ​‍​‍‌‌​ ‌‌‌​‌​​‍ ‍‌‍​ ‌‍ ‌‍ ‍‌ ‌​‌‍‌‌‌‍ ‍‌ ‌​​‍‌‌​ ‌‌‌​​‍‌‌ ‌‍‍ ‌‍‌‌‌ ‍‌​‍‌‌​ ​ ‌​‌​​‍‌‌​ ​ ‌​‌​​‍‌‌​ ​‍​ ​‍‌‍​ ​ ‍​‌‍​‍​ ‌‌‌‍​ ‌‍‌‍​ ‌‍​ ‌ ‌‍​‍‌‍​‌‌‍‌‌​ ​​​‍‌‌​ ​‍​ ​‍​‍‌‌​ ‌‌‌​‌​​‍ ‍‌‍​‍‌‍ ​‌‍ ‌‍​ ‌‍‍ ‌ ​ ​‍‌‌​ ‌‌‌​​‍‌‌ ‌‍‍ ‌‍‌‌‌ ‍‌​‍‌‌​ ​ ‌​‌​​‍‌‌​ ​ ‌​‌​​‍‌‌​ ​‍​ ​‍‌‍​ ​ ​‍‌‍​ ​ ‍​​ ​ ​ ​‍‌‍‌‍​ ​‌​ ​ ​ ​‌​ ‍‌​ ‍‌​‍‌‌​ ​‍​ ​‍​‍‌‌​ ‌‌‌​‌​​‍ ‍‌‍​‍‌‍ ‌‍‌​‌ ‍‌​‍‌‌​ ‌‌‌​​‍‌‌ ‌‍‍ ‌‍‌‌‌ ‍‌​‍‌‌​ ​ ‌​‌​​‍‌‌​ ​ ‌​‌​​‍‌‌​ ​‍​ ​‍‌‍‌‌‌‍‌‌​ ‍​​ ‌‌​ ​​​ ​​​ ​​​ ‌ ‌‍​‍‌‍‌‍‌‍‌‌‌‍​‍​‍‌‌​ ​‍​ ​‍​‍‌‌​ ‌‌‌​‌​​‍ ‍‌‍​ ‌‍‍​‌‍‍‌‌‍ ​‌‍‌​‌ ​‍‌‍‌‌‌‍ ‍​‍‌‌​ ‌‌‌​​‍‌‌ ‌‍‍ ‌‍‌‌‌ ‍‌​‍‌‌​ ​ ‌​‌​​‍‌‌​ ​ ‌​‌​​‍‌‌​ ​‍​ ​‍​ ‌‍​ ‌‍​ ​ ‌‍‌​‌‍‌​​ ​‌‌‍​ ​ ‌​​ ​​​ ​‍‌‍​‌​ ‌‌​‍‌‌​ ​‍​ ​‍​‍‌‌​ ‌‌‌​‌​​‍ ‍‌ ‌​‌‍‌‌‌ ‍​‌ ‌​​ ‌‍​‍‌‍​‌‌ ​ ‌‍‌‌‌‌‌‌‌ ​‍‌‍ ​​ ‌‌‍‍​‌ ‌​‌ ‌​‌ ​​‌ ​ ​‍‌‌​ ​ ‌​​‌​‍‌‌​ ​‍‌​‌‍​‍‌‌​ ​‍‌​‌‍‌ ‌​‌ ‌‌​‍ ‍‌ ​ ‌‍​‌‌‍ ‍‌‍‍‌‌ ‌​‌ ‍‌​‍ ‍‌ ​ ‌ ‌​‌ ‌‌‌‍‌​‌‍‍‌‌‍ ​‍‌‍‌‍‍‌‌‍‌​​ ‌‌ ​​‌‍​‌‌‍‌ ‌‍‌‌​‍ ‌‌ ‌​‌‍‍‌‌‍ ​‌ ​ ‌‍‍ ‌ ‌‌‌‍‌​​‍ ‌‌ ‌​‌‍‍‌‌‍ ​​‍ ‌‌ ‌‍‌‍‍‌‌ ​‍‌‍‍ ‌ ​ ‌‍ ‌‍ ‌‌‍‍​‌‍‌‌‌‍‌​‌‍‌‌‌ ​‍​‍‌‍‌ ‌​‌ ‍‌‌ ​​‌‍‌‌​ ‌‌ ​​‌‍​‌‌‍‌ ‌‍‌‌​‍‌‍‌ ​​‌‍​‌‌ ‌​‌‍‍​​ ‌‌ ​ ‌‍‌‌‌‍​ ‌ ‌​‌‍‍‌‌‍ ‌‍ ‍‌ ​ ​‍‌‌​ ‌‌‌​​‍‌‌ ‌‍‍ ‌‍‌‌‌ ‍‌​‍‌‌​ ​ ‌​‌​​‍‌‌​ ​ ‌​‌​​‍‌‌​ ​‍​ ​‍​ ​‌​ ‌‍​ ​ ​ ​‍​ ‌‍​ ​‍‌‍​‍‌‍​ ​ ​‌‌‍‌​​ ‌ ‌‍‌‌​‍‌‌​ ​‍​ ​‍​‍‌‌​ ‌‌‌​‌​​‍ ‍‌‍​ ‌‍ ‌‍ ‍‌ ‌​‌‍‌‌‌‍ ‍‌ ‌​​‍‌‌​ ‌‌‌​​‍‌‌ ‌‍‍ ‌‍‌‌‌ ‍‌​‍‌‌​ ​ ‌​‌​​‍‌‌​ ​ ‌​‌​​‍‌‌​ ​‍​ ​‍‌‍​ ​ ‍​‌‍​‍​ ‌‌‌‍​ ‌‍‌‍​ ‌‍​ ‌ ‌‍​‍‌‍​‌‌‍‌‌​ ​​​‍‌‌​ ​‍​ ​‍​‍‌‌​ ‌‌‌​‌​​‍ ‍‌‍​‍‌‍ ​‌‍ ‌‍​ ‌‍‍ ‌ ​ ​‍‌‌​ ‌‌‌​​‍‌‌ ‌‍‍ ‌‍‌‌‌ ‍‌​‍‌‌​ ​ ‌​‌​​‍‌‌​ ​ ‌​‌​​‍‌‌​ ​‍​ ​‍‌‍​ ​ ​‍‌‍​ ​ ‍​​ ​ ​ ​‍‌‍‌‍​ ​‌​ ​ ​ ​‌​ ‍‌​ ‍‌​‍‌‌​ ​‍​ ​‍​‍‌‌​ ‌‌‌​‌​​‍ ‍‌‍​‍‌‍ ‌‍‌​‌ ‍‌​‍‌‌​ ‌‌‌​​‍‌‌ ‌‍‍ ‌‍‌‌‌ ‍‌​‍‌‌​ ​ ‌​‌​​‍‌‌​ ​ ‌​‌​​‍‌‌​ ​‍​ ​‍‌‍‌‌‌‍‌‌​ ‍​​ ‌‌​ ​​​ ​​​ ​​​ ‌ ‌‍​‍‌‍‌‍‌‍‌‌‌‍​‍​‍‌‌​ ​‍​ ​‍​‍‌‌​ ‌‌‌​‌​​‍ ‍‌‍​ ‌‍‍​‌‍‍‌‌‍ ​‌‍‌​‌ ​‍‌‍‌‌‌‍ ‍​‍‌‌​ ‌‌‌​​‍‌‌ ‌‍‍ ‌‍‌‌‌ ‍‌​‍‌‌​ ​ ‌​‌​​‍‌‌​ ​ ‌​‌​​‍‌‌​ ​‍​ ​‍​ ‌‍​ ‌‍​ ​ ‌‍‌​‌‍‌​​ ​‌‌‍​ ​ ‌​​ ​​​ ​‍‌‍​‌​ ‌‌​‍‌‌​ ​‍​ ​‍​‍‌‌​ ‌‌‌​‌​​‍ ‍‌ ‌​‌‍‌‌‌ ‍​‌ ‌​​‍‌‍‌ ​​‌‍‌‌‌ ​‍‌ ​ ‌ ​​‌‍‌‌‌‍​ ‌ ‌​‌‍‍‌‌ ‌‍‌‍‌‌​ ‌‌ ​​‌ ‌‌‌‍​‍‌‍ ​‌‍‍‌‌ ​ ‌‍‍​‌‍‌‌‌‍‌​​‍​‍‌ ‌
Det skaber stor værdi for virksomheder, der uddanner
deres medarbejdere til at være mentorer. En mentor kan
være med til at yde ekstra støtte og hjælp til jeres
lærlinge, der under uddannelse måske har brug for en
mere erfaren kollega at gå til. En mentor kan også
hjælpe, hvis der opstår uoverensstemmelser, eller hvis
lærlingen har brug for sparring i forbindelse med
udfordringer som fx ordblindhed eller en diagnose.​​​​‌ ‍ ​‍​‍‌‍ ‌ ​‍‌‍‍‌‌‍‌ ‌‍‍‌‌‍ ‍​‍​‍​ ‍‍​‍​‍‌ ​ ‌‍​‌‌‍ ‍‌‍‍‌‌ ‌​‌ ‍‌​‍ ‍‌‍‍‌‌‍ ​‍​‍​‍ ​​‍​‍‌‍‍​‌ ​‍‌‍‌‌‌‍‌‍​‍​‍​ ‍‍​‍​‍‌‍‍​‌ ‌​‌ ‌​‌ ​​‌ ​ ​ ‍‍​‍ ​‍ ‌ ‌​‌ ‌‌​‍ ‍‌ ​ ‌‍​‌‌‍ ‍‌‍‍‌‌ ‌​‌ ‍‌​‍ ‍‌ ​ ‌ ‌​‌ ‌‌‌‍‌​‌‍‍‌‌‍ ​‍ ‌‍‍‌‌‍ ‍‌ ‌​‌‍‌‌‌‍ ‍‌ ‌​​‍ ‌‍‌‌‌‍‌​‌‍‍‌‌ ‌​​‍ ‌‍ ‌‌‍ ‌‍‌​‌‍‌‌​ ‌‌ ​​‌ ​‍‌‍‌‌‌ ​ ‌‍‌‌‌‍ ‍‌ ‌​‌‍​‌‌ ‌​‌‍‍‌‌‍ ‌‍ ‍​ ‍ ‌‍‍‌‌‍‌​​ ‌‌ ​​‌‍​‌‌‍‌ ‌‍‌‌​‍ ‌‌ ‌​‌‍‍‌‌‍ ​‌ ​ ‌‍‍ ‌ ‌‌‌‍‌​​‍ ‌‌ ‌​‌‍‍‌‌‍ ​​‍ ‌‌ ‌‍‌‍‍‌‌ ​‍‌‍‍ ‌ ​ ‌‍ ‌‍ ‌‌‍‍​‌‍‌‌‌‍‌​‌‍‌‌‌ ​‍​ ‍ ‌ ‌​‌ ‍‌‌ ​​‌‍‌‌​ ‌‌ ​​‌‍​‌‌‍‌ ‌‍‌‌​ ‍ ‌ ​​‌‍​‌‌ ‌​‌‍‍​​ ‌‌ ​ ‌‍‌‌‌‍​ ‌ ‌​‌‍‍‌‌‍ ‌‍ ‍‌ ​ ​‍‌‌​ ‌‌‌​​‍‌‌ ‌‍‍ ‌‍‌‌‌ ‍‌​‍‌‌​ ​ ‌​‌​​‍‌‌​ ​ ‌​‌​​‍‌‌​ ​‍​ ​‍​ ​‌​ ‌‍​ ​ ​ ​‍​ ‌‍​ ​‍‌‍​‍‌‍​ ​ ​‌‌‍‌​​ ‌ ‌‍‌‌​‍‌‌​ ​‍​ ​‍​‍‌‌​ ‌‌‌​‌​​‍ ‍‌‍​ ‌‍ ‌‍ ‍‌ ‌​‌‍‌‌‌‍ ‍‌ ‌​​‍‌‌​ ‌‌‌​​‍‌‌ ‌‍‍ ‌‍‌‌‌ ‍‌​‍‌‌​ ​ ‌​‌​​‍‌‌​ ​ ‌​‌​​‍‌‌​ ​‍​ ​‍‌‍​ ​ ‍​‌‍​‍​ ‌‌‌‍​ ‌‍‌‍​ ‌‍​ ‌ ‌‍​‍‌‍​‌‌‍‌‌​ ​​​‍‌‌​ ​‍​ ​‍​‍‌‌​ ‌‌‌​‌​​‍ ‍‌‍​‍‌‍ ​‌‍ ‌‍​ ‌‍‍ ‌ ​ ​‍‌‌​ ‌‌‌​​‍‌‌ ‌‍‍ ‌‍‌‌‌ ‍‌​‍‌‌​ ​ ‌​‌​​‍‌‌​ ​ ‌​‌​​‍‌‌​ ​‍​ ​‍‌‍​ ​ ​‍‌‍​ ​ ‍​​ ​ ​ ​‍‌‍‌‍​ ​‌​ ​ ​ ​‌​ ‍‌​ ‍‌​‍‌‌​ ​‍​ ​‍​‍‌‌​ ‌‌‌​‌​​‍ ‍‌‍​‍‌‍ ‌‍‌​‌ ‍‌​‍‌‌​ ‌‌‌​​‍‌‌ ‌‍‍ ‌‍‌‌‌ ‍‌​‍‌‌​ ​ ‌​‌​​‍‌‌​ ​ ‌​‌​​‍‌‌​ ​‍​ ​‍​ ​‌‌‍‌‍​ ‌‌​ ​‌‌‍‌‌​ ​ ​ ‌‍​ ​‌​ ‌‌​ ​‍​ ‌‌‌‍​‍​‍‌‌​ ​‍​ ​‍​‍‌‌​ ‌‌‌​‌​​‍ ‍‌‍​ ‌‍‍​‌‍‍‌‌‍ ​‌‍‌​‌ ​‍‌‍‌‌‌‍ ‍​‍‌‌​ ‌‌‌​​‍‌‌ ‌‍‍ ‌‍‌‌‌ ‍‌​‍‌‌​ ​ ‌​‌​​‍‌‌​ ​ ‌​‌​​‍‌‌​ ​‍​ ​‍‌‍​‌​ ‌ ​ ‍‌​ ‍​‌‍‌‍​ ‌​‌‍‌​​ ‌‌‌‍‌‍​ ‌‌‌‍​‌​ ​​​‍‌‌​ ​‍​ ​‍​‍‌‌​ ‌‌‌​‌​​‍ ‍‌ ‌​‌‍‌‌‌ ‍​‌ ‌​​ ‌‍​‍‌‍​‌‌ ​ ‌‍‌‌‌‌‌‌‌ ​‍‌‍ ​​ ‌‌‍‍​‌ ‌​‌ ‌​‌ ​​‌ ​ ​‍‌‌​ ​ ‌​​‌​‍‌‌​ ​‍‌​‌‍​‍‌‌​ ​‍‌​‌‍‌ ‌​‌ ‌‌​‍ ‍‌ ​ ‌‍​‌‌‍ ‍‌‍‍‌‌ ‌​‌ ‍‌​‍ ‍‌ ​ ‌ ‌​‌ ‌‌‌‍‌​‌‍‍‌‌‍ ​‍‌‍‌‍‍‌‌‍‌​​ ‌‌ ​​‌‍​‌‌‍‌ ‌‍‌‌​‍ ‌‌ ‌​‌‍‍‌‌‍ ​‌ ​ ‌‍‍ ‌ ‌‌‌‍‌​​‍ ‌‌ ‌​‌‍‍‌‌‍ ​​‍ ‌‌ ‌‍‌‍‍‌‌ ​‍‌‍‍ ‌ ​ ‌‍ ‌‍ ‌‌‍‍​‌‍‌‌‌‍‌​‌‍‌‌‌ ​‍​‍‌‍‌ ‌​‌ ‍‌‌ ​​‌‍‌‌​ ‌‌ ​​‌‍​‌‌‍‌ ‌‍‌‌​‍‌‍‌ ​​‌‍​‌‌ ‌​‌‍‍​​ ‌‌ ​ ‌‍‌‌‌‍​ ‌ ‌​‌‍‍‌‌‍ ‌‍ ‍‌ ​ ​‍‌‌​ ‌‌‌​​‍‌‌ ‌‍‍ ‌‍‌‌‌ ‍‌​‍‌‌​ ​ ‌​‌​​‍‌‌​ ​ ‌​‌​​‍‌‌​ ​‍​ ​‍​ ​‌​ ‌‍​ ​ ​ ​‍​ ‌‍​ ​‍‌‍​‍‌‍​ ​ ​‌‌‍‌​​ ‌ ‌‍‌‌​‍‌‌​ ​‍​ ​‍​‍‌‌​ ‌‌‌​‌​​‍ ‍‌‍​ ‌‍ ‌‍ ‍‌ ‌​‌‍‌‌‌‍ ‍‌ ‌​​‍‌‌​ ‌‌‌​​‍‌‌ ‌‍‍ ‌‍‌‌‌ ‍‌​‍‌‌​ ​ ‌​‌​​‍‌‌​ ​ ‌​‌​​‍‌‌​ ​‍​ ​‍‌‍​ ​ ‍​‌‍​‍​ ‌‌‌‍​ ‌‍‌‍​ ‌‍​ ‌ ‌‍​‍‌‍​‌‌‍‌‌​ ​​​‍‌‌​ ​‍​ ​‍​‍‌‌​ ‌‌‌​‌​​‍ ‍‌‍​‍‌‍ ​‌‍ ‌‍​ ‌‍‍ ‌ ​ ​‍‌‌​ ‌‌‌​​‍‌‌ ‌‍‍ ‌‍‌‌‌ ‍‌​‍‌‌​ ​ ‌​‌​​‍‌‌​ ​ ‌​‌​​‍‌‌​ ​‍​ ​‍‌‍​ ​ ​‍‌‍​ ​ ‍​​ ​ ​ ​‍‌‍‌‍​ ​‌​ ​ ​ ​‌​ ‍‌​ ‍‌​‍‌‌​ ​‍​ ​‍​‍‌‌​ ‌‌‌​‌​​‍ ‍‌‍​‍‌‍ ‌‍‌​‌ ‍‌​‍‌‌​ ‌‌‌​​‍‌‌ ‌‍‍ ‌‍‌‌‌ ‍‌​‍‌‌​ ​ ‌​‌​​‍‌‌​ ​ ‌​‌​​‍‌‌​ ​‍​ ​‍​ ​‌‌‍‌‍​ ‌‌​ ​‌‌‍‌‌​ ​ ​ ‌‍​ ​‌​ ‌‌​ ​‍​ ‌‌‌‍​‍​‍‌‌​ ​‍​ ​‍​‍‌‌​ ‌‌‌​‌​​‍ ‍‌‍​ ‌‍‍​‌‍‍‌‌‍ ​‌‍‌​‌ ​‍‌‍‌‌‌‍ ‍​‍‌‌​ ‌‌‌​​‍‌‌ ‌‍‍ ‌‍‌‌‌ ‍‌​‍‌‌​ ​ ‌​‌​​‍‌‌​ ​ ‌​‌​​‍‌‌​ ​‍​ ​‍‌‍​‌​ ‌ ​ ‍‌​ ‍​‌‍‌‍​ ‌​‌‍‌​​ ‌‌‌‍‌‍​ ‌‌‌‍​‌​ ​​​‍‌‌​ ​‍​ ​‍​‍‌‌​ ‌‌‌​‌​​‍ ‍‌ ‌​‌‍‌‌‌ ‍​‌ ‌​​‍‌‍‌ ​​‌‍‌‌‌ ​‍‌ ​ ‌ ​​‌‍‌‌‌‍​ ‌ ‌​‌‍‍‌‌ ‌‍‌‍‌‌​ ‌‌ ​​‌ ‌‌‌‍​‍‌‍ ​‌‍‍‌‌ ​ ‌‍‍​‌‍‌‌‌‍‌​​‍​‍‌ ‌
Derfor Støtter Transportens Udviklingsfond ATL-
medlemmer*, der vælger at sende deres medarbejdere på
Mentoruddannelsen.​​​​‌ ‍ ​‍​‍‌‍ ‌ ​‍‌‍‍‌‌‍‌ ‌‍‍‌‌‍ ‍​‍​‍​ ‍‍​‍​‍‌ ​ ‌‍​‌‌‍ ‍‌‍‍‌‌ ‌​‌ ‍‌​‍ ‍‌‍‍‌‌‍ ​‍​‍​‍ ​​‍​‍‌‍‍​‌ ​‍‌‍‌‌‌‍‌‍​‍​‍​ ‍‍​‍​‍‌‍‍​‌ ‌​‌ ‌​‌ ​​‌ ​ ​ ‍‍​‍ ​‍ ‌ ‌​‌ ‌‌​‍ ‍‌ ​ ‌‍​‌‌‍ ‍‌‍‍‌‌ ‌​‌ ‍‌​‍ ‍‌ ​ ‌ ‌​‌ ‌‌‌‍‌​‌‍‍‌‌‍ ​‍ ‌‍‍‌‌‍ ‍‌ ‌​‌‍‌‌‌‍ ‍‌ ‌​​‍ ‌‍‌‌‌‍‌​‌‍‍‌‌ ‌​​‍ ‌‍ ‌‌‍ ‌‍‌​‌‍‌‌​ ‌‌ ​​‌ ​‍‌‍‌‌‌ ​ ‌‍‌‌‌‍ ‍‌ ‌​‌‍​‌‌ ‌​‌‍‍‌‌‍ ‌‍ ‍​ ‍ ‌‍‍‌‌‍‌​​ ‌‌ ​​‌‍​‌‌‍‌ ‌‍‌‌​‍ ‌‌ ‌​‌‍‍‌‌‍ ​‌ ​ ‌‍‍ ‌ ‌‌‌‍‌​​‍ ‌‌ ‌​‌‍‍‌‌‍ ​​‍ ‌‌ ‌‍‌‍‍‌‌ ​‍‌‍‍ ‌ ​ ‌‍ ‌‍ ‌‌‍‍​‌‍‌‌‌‍‌​‌‍‌‌‌ ​‍​ ‍ ‌ ‌​‌ ‍‌‌ ​​‌‍‌‌​ ‌‌ ​​‌‍​‌‌‍‌ ‌‍‌‌​ ‍ ‌ ​​‌‍​‌‌ ‌​‌‍‍​​ ‌‌ ​ ‌‍‌‌‌‍​ ‌ ‌​‌‍‍‌‌‍ ‌‍ ‍‌ ​ ​‍‌‌​ ‌‌‌​​‍‌‌ ‌‍‍ ‌‍‌‌‌ ‍‌​‍‌‌​ ​ ‌​‌​​‍‌‌​ ​ ‌​‌​​‍‌‌​ ​‍​ ​‍​ ​‌​ ‌‍​ ​ ​ ​‍​ ‌‍​ ​‍‌‍​‍‌‍​ ​ ​‌‌‍‌​​ ‌ ‌‍‌‌​‍‌‌​ ​‍​ ​‍​‍‌‌​ ‌‌‌​‌​​‍ ‍‌‍​ ‌‍ ‌‍ ‍‌ ‌​‌‍‌‌‌‍ ‍‌ ‌​​‍‌‌​ ‌‌‌​​‍‌‌ ‌‍‍ ‌‍‌‌‌ ‍‌​‍‌‌​ ​ ‌​‌​​‍‌‌​ ​ ‌​‌​​‍‌‌​ ​‍​ ​‍‌‍​ ​ ‍​‌‍​‍​ ‌‌‌‍​ ‌‍‌‍​ ‌‍​ ‌ ‌‍​‍‌‍​‌‌‍‌‌​ ​​​‍‌‌​ ​‍​ ​‍​‍‌‌​ ‌‌‌​‌​​‍ ‍‌‍​‍‌‍ ​‌‍ ‌‍​ ‌‍‍ ‌ ​ ​‍‌‌​ ‌‌‌​​‍‌‌ ‌‍‍ ‌‍‌‌‌ ‍‌​‍‌‌​ ​ ‌​‌​​‍‌‌​ ​ ‌​‌​​‍‌‌​ ​‍​ ​‍‌‍​ ​ ​‍‌‍​ ​ ‍​​ ​ ​ ​‍‌‍‌‍​ ​‌​ ​ ​ ​‌​ ‍‌​ ‍‌​‍‌‌​ ​‍​ ​‍​‍‌‌​ ‌‌‌​‌​​‍ ‍‌‍​‍‌‍ ‌‍‌​‌ ‍‌​‍‌‌​ ‌‌‌​​‍‌‌ ‌‍‍ ‌‍‌‌‌ ‍‌​‍‌‌​ ​ ‌​‌​​‍‌‌​ ​ ‌​‌​​‍‌‌​ ​‍​ ​‍‌‍​ ‌‍‌​​ ‌‍‌‍‌‍‌‍​‍​ ​‍​ ​​​ ‌‍‌‍‌​​ ‌ ‌‍‌​​ ‍‌​‍‌‌​ ​‍​ ​‍​‍‌‌​ ‌‌‌​‌​​‍ ‍‌‍​ ‌‍‍​‌‍‍‌‌‍ ​‌‍‌​‌ ​‍‌‍‌‌‌‍ ‍​‍‌‌​ ‌‌‌​​‍‌‌ ‌‍‍ ‌‍‌‌‌ ‍‌​‍‌‌​ ​ ‌​‌​​‍‌‌​ ​ ‌​‌​​‍‌‌​ ​‍​ ​‍​ ‌ ‌‍‌​‌‍​‍‌‍‌‌​ ​‍​ ​​​ ​‌‌‍​ ‌‍‌‍​ ​ ‌‍‌​​ ​‌​‍‌‌​ ​‍​ ​‍​‍‌‌​ ‌‌‌​‌​​‍ ‍‌ ‌​‌‍‌‌‌ ‍​‌ ‌​​ ‌‍​‍‌‍​‌‌ ​ ‌‍‌‌‌‌‌‌‌ ​‍‌‍ ​​ ‌‌‍‍​‌ ‌​‌ ‌​‌ ​​‌ ​ ​‍‌‌​ ​ ‌​​‌​‍‌‌​ ​‍‌​‌‍​‍‌‌​ ​‍‌​‌‍‌ ‌​‌ ‌‌​‍ ‍‌ ​ ‌‍​‌‌‍ ‍‌‍‍‌‌ ‌​‌ ‍‌​‍ ‍‌ ​ ‌ ‌​‌ ‌‌‌‍‌​‌‍‍‌‌‍ ​‍‌‍‌‍‍‌‌‍‌​​ ‌‌ ​​‌‍​‌‌‍‌ ‌‍‌‌​‍ ‌‌ ‌​‌‍‍‌‌‍ ​‌ ​ ‌‍‍ ‌ ‌‌‌‍‌​​‍ ‌‌ ‌​‌‍‍‌‌‍ ​​‍ ‌‌ ‌‍‌‍‍‌‌ ​‍‌‍‍ ‌ ​ ‌‍ ‌‍ ‌‌‍‍​‌‍‌‌‌‍‌​‌‍‌‌‌ ​‍​‍‌‍‌ ‌​‌ ‍‌‌ ​​‌‍‌‌​ ‌‌ ​​‌‍​‌‌‍‌ ‌‍‌‌​‍‌‍‌ ​​‌‍​‌‌ ‌​‌‍‍​​ ‌‌ ​ ‌‍‌‌‌‍​ ‌ ‌​‌‍‍‌‌‍ ‌‍ ‍‌ ​ ​‍‌‌​ ‌‌‌​​‍‌‌ ‌‍‍ ‌‍‌‌‌ ‍‌​‍‌‌​ ​ ‌​‌​​‍‌‌​ ​ ‌​‌​​‍‌‌​ ​‍​ ​‍​ ​‌​ ‌‍​ ​ ​ ​‍​ ‌‍​ ​‍‌‍​‍‌‍​ ​ ​‌‌‍‌​​ ‌ ‌‍‌‌​‍‌‌​ ​‍​ ​‍​‍‌‌​ ‌‌‌​‌​​‍ ‍‌‍​ ‌‍ ‌‍ ‍‌ ‌​‌‍‌‌‌‍ ‍‌ ‌​​‍‌‌​ ‌‌‌​​‍‌‌ ‌‍‍ ‌‍‌‌‌ ‍‌​‍‌‌​ ​ ‌​‌​​‍‌‌​ ​ ‌​‌​​‍‌‌​ ​‍​ ​‍‌‍​ ​ ‍​‌‍​‍​ ‌‌‌‍​ ‌‍‌‍​ ‌‍​ ‌ ‌‍​‍‌‍​‌‌‍‌‌​ ​​​‍‌‌​ ​‍​ ​‍​‍‌‌​ ‌‌‌​‌​​‍ ‍‌‍​‍‌‍ ​‌‍ ‌‍​ ‌‍‍ ‌ ​ ​‍‌‌​ ‌‌‌​​‍‌‌ ‌‍‍ ‌‍‌‌‌ ‍‌​‍‌‌​ ​ ‌​‌​​‍‌‌​ ​ ‌​‌​​‍‌‌​ ​‍​ ​‍‌‍​ ​ ​‍‌‍​ ​ ‍​​ ​ ​ ​‍‌‍‌‍​ ​‌​ ​ ​ ​‌​ ‍‌​ ‍‌​‍‌‌​ ​‍​ ​‍​‍‌‌​ ‌‌‌​‌​​‍ ‍‌‍​‍‌‍ ‌‍‌​‌ ‍‌​‍‌‌​ ‌‌‌​​‍‌‌ ‌‍‍ ‌‍‌‌‌ ‍‌​‍‌‌​ ​ ‌​‌​​‍‌‌​ ​ ‌​‌​​‍‌‌​ ​‍​ ​‍‌‍​ ‌‍‌​​ ‌‍‌‍‌‍‌‍​‍​ ​‍​ ​​​ ‌‍‌‍‌​​ ‌ ‌‍‌​​ ‍‌​‍‌‌​ ​‍​ ​‍​‍‌‌​ ‌‌‌​‌​​‍ ‍‌‍​ ‌‍‍​‌‍‍‌‌‍ ​‌‍‌​‌ ​‍‌‍‌‌‌‍ ‍​‍‌‌​ ‌‌‌​​‍‌‌ ‌‍‍ ‌‍‌‌‌ ‍‌​‍‌‌​ ​ ‌​‌​​‍‌‌​ ​ ‌​‌​​‍‌‌​ ​‍​ ​‍​ ‌ ‌‍‌​‌‍​‍‌‍‌‌​ ​‍​ ​​​ ​‌‌‍​ ‌‍‌‍​ ​ ‌‍‌​​ ​‌​‍‌‌​ ​‍​ ​‍​‍‌‌​ ‌‌‌​‌​​‍ ‍‌ ‌​‌‍‌‌‌ ‍​‌ ‌​​‍‌‍‌ ​​‌‍‌‌‌ ​‍‌ ​ ‌ ​​‌‍‌‌‌‍​ ‌ ‌​‌‍‍‌‌ ‌‍‌‍‌‌​ ‌‌ ​​‌ ‌‌‌‍​‍‌‍ ​‌‍‍‌‌ ​ ‌‍‍​‌‍‌‌‌‍‌​​‍​‍‌ ‌